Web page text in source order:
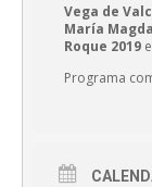
Vega de
María
Roque 2019
Programa